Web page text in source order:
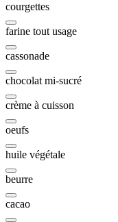
courgettes
farine tout usage
cassonade
chocolat mi-sucré
crème à cuisson
oeufs
huile végétale
beurre
cacao